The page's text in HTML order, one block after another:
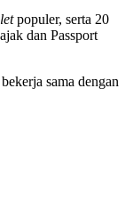
populer, serta 20
dan Passport
sama dengan